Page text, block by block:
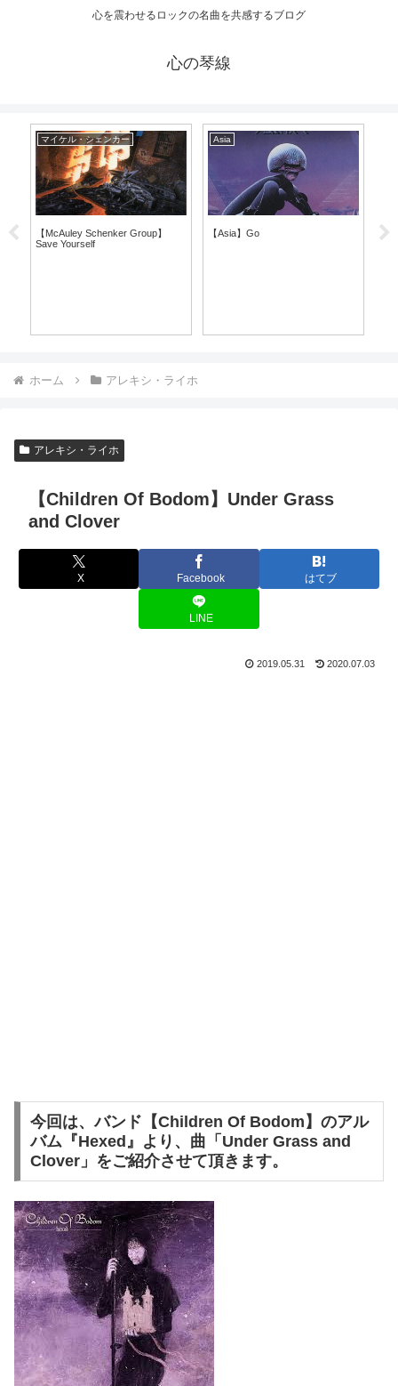
心を震わせるロックの名曲を共感するブログ
心の琴線
マイケル・シェンカー
【McAuley Schenker Group】
Save Yourself
Asia
【Asia】Go 【
ホーム アレキシ・ライホ
アレキシ・ライホ
【Children Of Bodom】Under Grass
and Clover
X Facebook はてブ
LINE
2019.05.31 2020.07.03
今回は、バンド【Children Of Bodom】のアル
バム『Hexed』より、曲「Under Grass and
Clover」をご紹介させて頂きます。